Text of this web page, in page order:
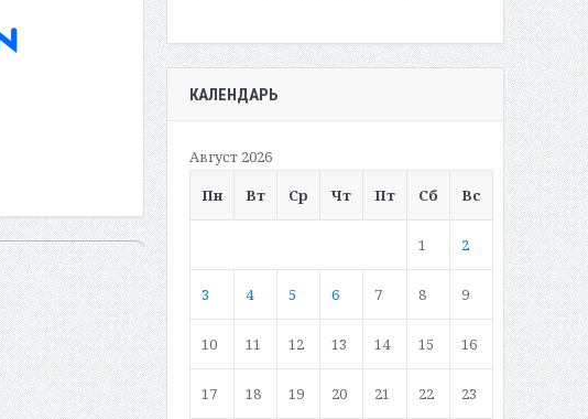
КАЛЕНДАРЬ
Август 2026
Пн
Вт Ср Чт Пт Сб Вс
1 2
3 4 5 6 7 8 9
10 11 12 13 14 15 16
17 18 19 20 21 22 23